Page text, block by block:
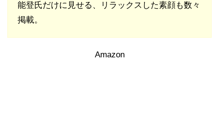
能登氏だけに見せる、リラックスした素顔も数々
掲載。
Amazon